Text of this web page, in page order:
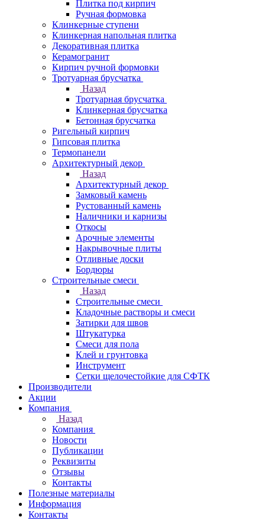
Плитка под кирпич
Ручная формовка
Клинкерные ступени
Клинкерная напольная плитка
Декоративная плитка
Керамогранит
Кирпич ручной формовки
Тротуарная брусчатка
Назад
Тротуарная брусчатка
Клинкерная брусчатка
Бетонная брусчатка
Ригельный кирпич
Гипсовая плитка
Термопанели
Архитектурный декор
Назад
Архитектурный декор
Замковый камень
Рустованный камень
Наличники и карнизы
Откосы
Арочные элементы
Накрывочные плиты
Отливные доски
Бордюры
Строительные смеси
Назад
Строительные смеси
Кладочные растворы и смеси
Затирки для швов
Штукатурка
Смеси для пола
Клей и грунтовка
Инструмент
Сетки щелочестойкие для СФТК
Производители
Акции
Компания
Назад
Компания
Новости
Публикации
Реквизиты
Отзывы
Контакты
Полезные материалы
Информация
Контакты